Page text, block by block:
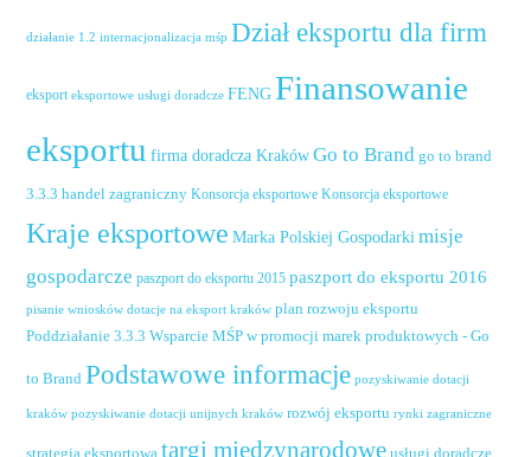
działanie 1.2 internacjonalizacja mśp Dział eksportu dla firm
eksport eksportowe usługi doradcze FENG Finansowanie
eksportu firma doradcza Kraków Go to Brand go to brand
3.3.3 handel zagraniczny Konsorcja eksportowe Konsorcja eksportowe
Kraje eksportowe Marka Polskiej Gospodarki misje
gospodarcze paszport do eksportu 2015 paszport do eksportu 2016
pisanie wniosków dotacje na eksport kraków plan rozwoju eksportu
Poddziałanie 3.3.3 Wsparcie MŚP w promocji marek produktowych - Go
to Brand Podstawowe informacje pozyskiwanie dotacji
kraków pozyskiwanie dotacji unijnych kraków rozwój eksportu rynki zagraniczne
targi międzynarodowe usługi doradcze